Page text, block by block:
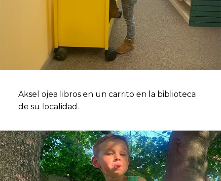
Aksel ojea libros en un carrito en la biblioteca
de su localidad.